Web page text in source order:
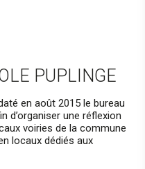
PUPLINGE
en août 2015 le bureau
d’organiser une réflexion
voiries de la commune
locaux dédiés aux